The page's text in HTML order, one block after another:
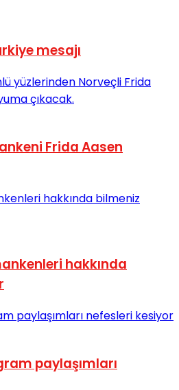
mesajı
Frida Aasen
hakkında
paylaşımları